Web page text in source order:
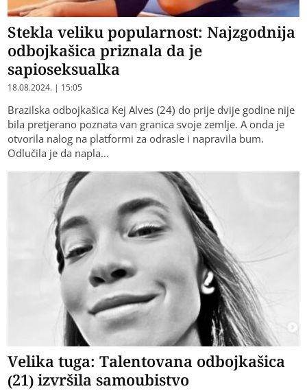
Stekla veliku popularnost: Najzgodnija
odbojkašica priznala da je
sapioseksualka
18.08.2024. | 15:05
Brazilska odbojkašica Kej Alves (24) do prije dvije godine nije
bila pretjerano poznata van granica svoje zemlje. A onda je
otvorila nalog na platformi za odrasle i napravila bum.
Odlučila je da napla…
Velika tuga: Talentovana odbojkašica
(21) izvršila samoubistvo